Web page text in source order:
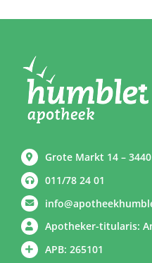
Grote Markt 14 –
011/78 24 01
Apotheker-titularis:
APB: 265101